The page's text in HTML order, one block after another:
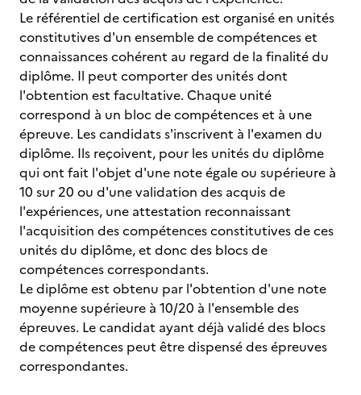
Le référentiel de certification est organisé en unités
constitutives d'un ensemble de compétences et
connaissances cohérent au regard de la finalité du
diplôme. Il peut comporter des unités dont
l'obtention est facultative. Chaque unité
correspond à un bloc de compétences et à une
épreuve. Les candidats s'inscrivent à l'examen du
diplôme. Ils reçoivent, pour les unités du diplôme
qui ont fait l'objet d'une note égale ou supérieure à
10 sur 20 ou d'une validation des acquis de
l'expériences, une attestation reconnaissant
l'acquisition des compétences constitutives de ces
unités du diplôme, et donc des blocs de
compétences correspondants.
Le diplôme est obtenu par l'obtention d'une note
moyenne supérieure à 10/20 à l'ensemble des
épreuves. Le candidat ayant déjà validé des blocs
de compétences peut être dispensé des épreuves
correspondantes.